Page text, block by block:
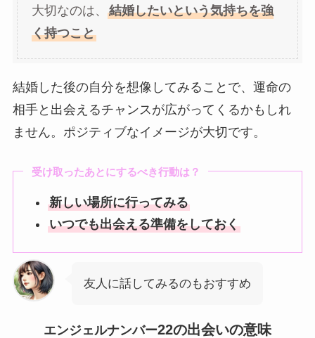
大切なのは、 結婚したいという気持ちを強
く持つこと
結婚した後の自分を想像してみることで、運命の
相手と出会えるチャンスが広がってくるかもしれ
ません。ポジティブなイメージが大切です。
受け取ったあとにするべき行動は？
新しい場所に行ってみる
いつでも出会える準備をしておく
友人に話してみるのもおすすめ
エンジェルナンバー22の出会いの意味